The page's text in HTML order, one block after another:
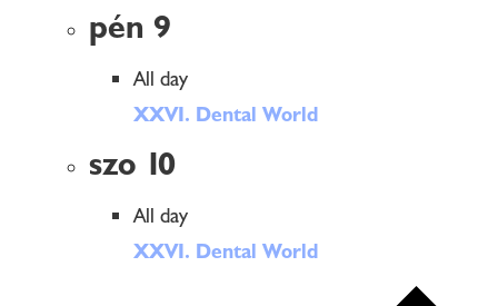
pén 9
All day
XXVI. Dental World
szo 10
All day
XXVI. Dental World